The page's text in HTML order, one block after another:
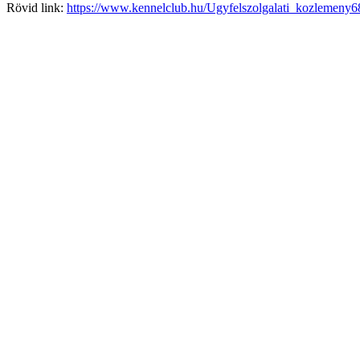
Rövid link: https://www.kennelclub.hu/